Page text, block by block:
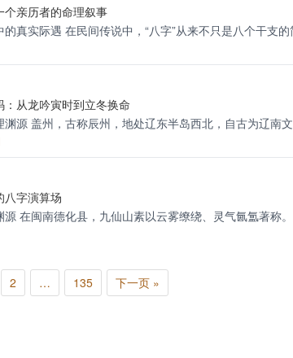
个亲历者的命理叙事
真实际遇 在民间传说中，“八字”从来不只是八个干支
从龙吟寅时到立冬换命
源 盖州，古称辰州，地处辽东半岛西北，自古为辽南
八字演算场
在闽南德化县，九仙山素以云雾缭绕、灵气氤氲著称
2 … 135 下一页 »